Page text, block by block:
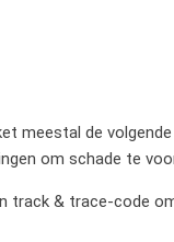
meestal de
om schade te
track & trace-code